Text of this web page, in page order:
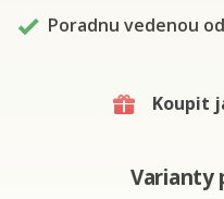
Poradnu vedenou
Koupit
Varianty